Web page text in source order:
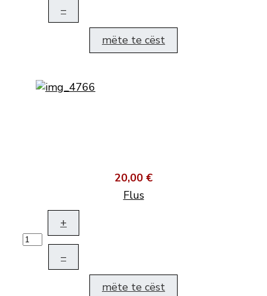
–
mëte te cëst
20,00 €
Flus
+
–
mëte te cëst